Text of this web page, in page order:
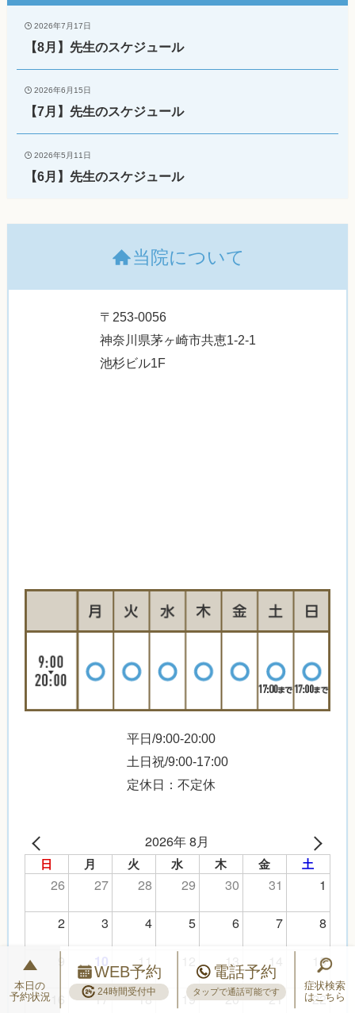
2026年7月17日
【8月】先生のスケジュール
2026年6月15日
【7月】先生のスケジュール
2026年5月11日
【6月】先生のスケジュール
当院について
〒253-0056
神奈川県茅ヶ崎市共恵1-2-1
池杉ビル1F
平日/9:00-20:00
土日祝/9:00-17:00
定休日：不定休
2026年 8月
日 月 火 水 木 金 土
26 27 28 29 30 31
1
2
3 4 5 6 7
8
10 11 13 14
15
16
17 18 19 20 21 22
本日の
予約状況
WEB予約
24時間受付中
電話予約
タップで通話可能です
症状検索
はこちら